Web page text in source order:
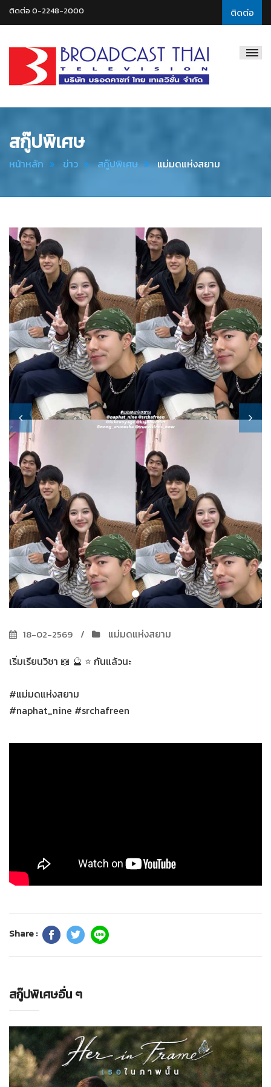
ติดต่อ
ติดต่อ 0-2248-2000
Thai
สกู๊ปพิเศษ
หน้าหลัก ข่าว สกู๊ปพิเศษ แม่มดแห่งสยาม
18-02-2569
แม่มดแห่งสยาม
เริ่มเรียนวิชา 📖 🔮 ⭐ กันแล้วนะ
#แม่มดแห่งสยาม
#naphat_nine #srchafreen
Share :
สกู๊ปพิเศษอื่น ๆ